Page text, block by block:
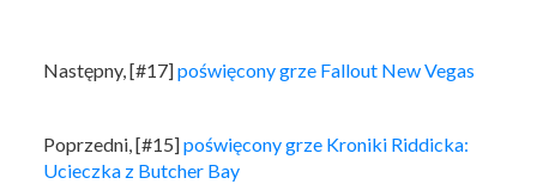
Następny, [#17]poświęcony grze Fallout New Vegas
Poprzedni, [#15]poświęcony grze Kroniki Riddicka:
Ucieczka z Butcher Bay